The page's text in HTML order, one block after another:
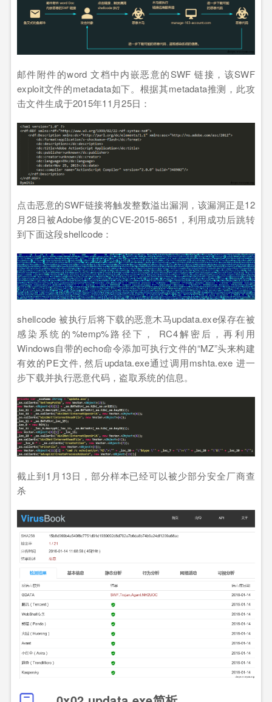
邮件附件的word 文档中内嵌恶意的SWF 链接，该SWF
exploit文件的metadata如下。根据其metadata推测，此攻
击文件生成于2015年11月25日：
点击恶意的SWF链接将触发整数溢出漏洞，该漏洞正是12
月28日被Adobe修复的CVE-2015-8651，利用成功后跳转
到下面这段shellcode：
shellcode 被执行后将下载的恶意木马updata.exe保存在被
感染系统的%temp%路径下， RC4解密后，再利用
Windows自带的echo命令添加可执行文件的“MZ”头来构建
有效的PE文件, 然后updata.exe通过调用mshta.exe 进一
步下载并执行恶意代码，盗取系统的信息。
截止到1月13日，部分样本已经可以被少部分安全厂商查
杀